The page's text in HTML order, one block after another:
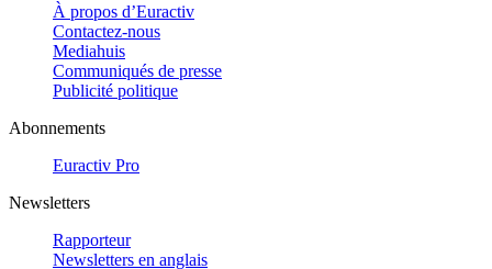
À propos d’Euractiv
Contactez-nous
Mediahuis
Communiqués de presse
Publicité politique
Abonnements
Euractiv Pro
Newsletters
Rapporteur
Newsletters en anglais